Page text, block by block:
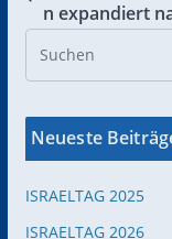
n expandiert
Neueste
ISRAELTAG 2025
ISRAELTAG 2026